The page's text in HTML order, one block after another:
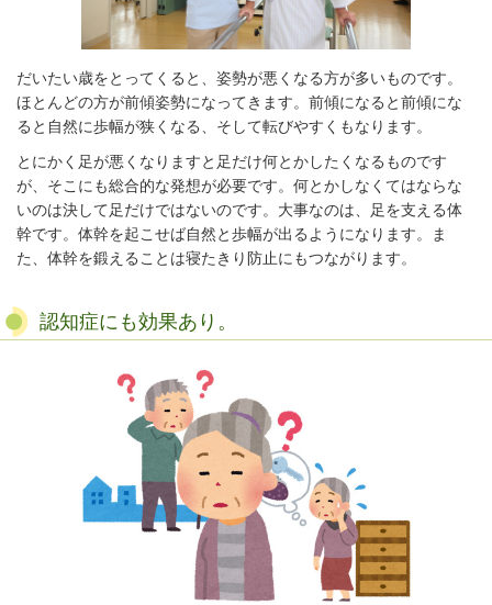
だいたい歳をとってくると、姿勢が悪くなる方が多いものです。
ほとんどの方が前傾姿勢になってきます。前傾になると前傾にな
ると自然に歩幅が狭くなる、そして転びやすくもなります。
とにかく足が悪くなりますと足だけ何とかしたくなるものです
が、そこにも総合的な発想が必要です。何とかしなくてはならな
いのは決して足だけではないのです。大事なのは、足を支える体
幹です。体幹を起こせば自然と歩幅が出るようになります。ま
た、体幹を鍛えることは寝たきり防止にもつながります。
認知症にも効果あり。